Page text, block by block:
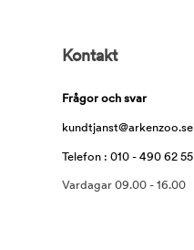
Kontakt
Frågor och svar
kundtjanst@arkenzoo.se
Telefon : 010 - 490 62 55
Vardagar 09.00 - 16.00